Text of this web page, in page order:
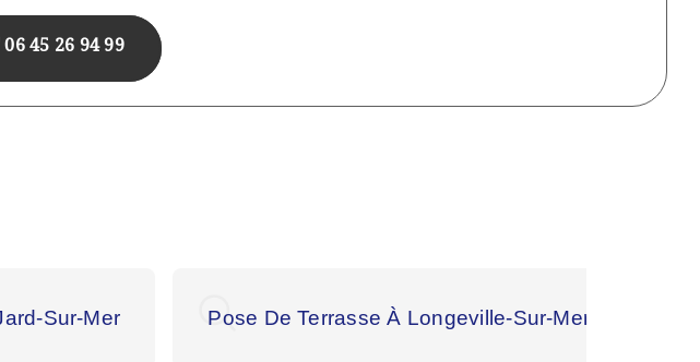
06 45 26 94 99
Sur-Mer Pose De Terrasse À Longeville-Sur-Mer